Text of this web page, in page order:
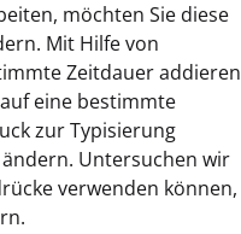
möchten Sie diese
Mit Hilfe von
Zeitdauer addieren
eine bestimmte
zur Typisierung
Untersuchen wir
verwenden können,